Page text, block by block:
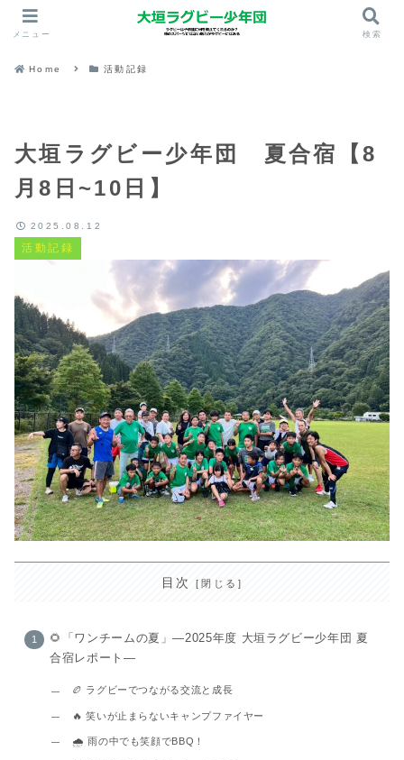
Home 活動記録
大垣ラグビー少年団 夏合宿【8
月8日~10日】
活動記録
2025.08.12
目次
🌻「ワンチームの夏」—2025年度 大垣ラグビー少年団 夏
合宿レポート—
🏉 ラグビーでつながる交流と成長
🔥 笑いが止まらないキャンプファイヤー
🌧 雨の中でも笑顔でBBQ！
メニュー 検索